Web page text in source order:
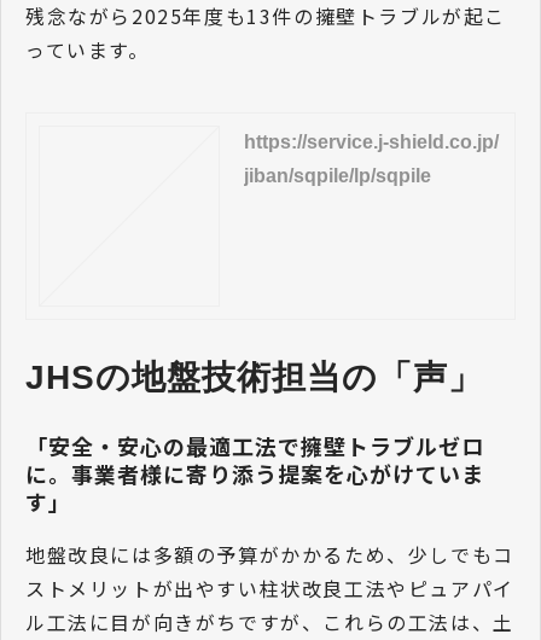
残念ながら2025年度も13件の擁壁トラブルが起こ
っています。
https://service.j-shield.co.jp/
jiban/sqpile/lp/sqpile
JHSの地盤技術担当の「声」
「安全・安心の最適工法で擁壁トラブルゼロ
に。事業者様に寄り添う提案を心がけていま
す」
地盤改良には多額の予算がかかるため、少しでもコ
ストメリットが出やすい柱状改良工法やピュアパイ
ル工法に目が向きがちですが、これらの工法は、土